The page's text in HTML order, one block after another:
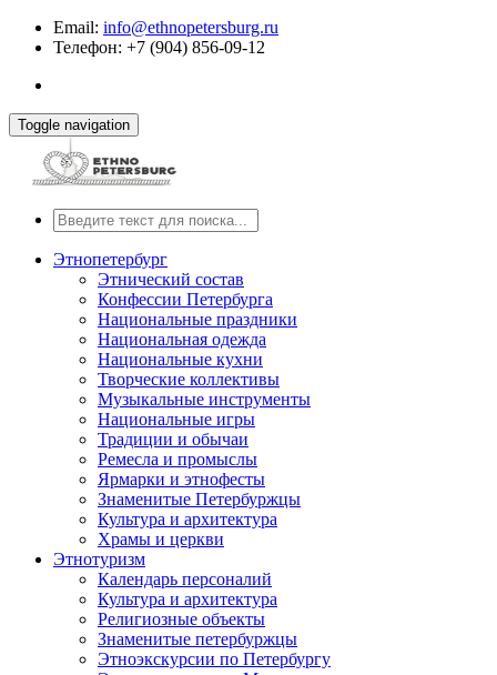
Email: info@ethnopetersburg.ru
Телефон: +7 (904) 856-09-12
Toggle navigation
Этнопетербург
Этнический состав
Конфессии Петербурга
Национальные праздники
Национальная одежда
Национальные кухни
Творческие коллективы
Музыкальные инструменты
Национальные игры
Традиции и обычаи
Ремесла и промыслы
Ярмарки и этнофесты
Знаменитые Петербуржцы
Культура и архитектура
Храмы и церкви
Этнотуризм
Календарь персоналий
Культура и архитектура
Религиозные объекты
Знаменитые петербуржцы
Этноэкскурсии по Петербургу